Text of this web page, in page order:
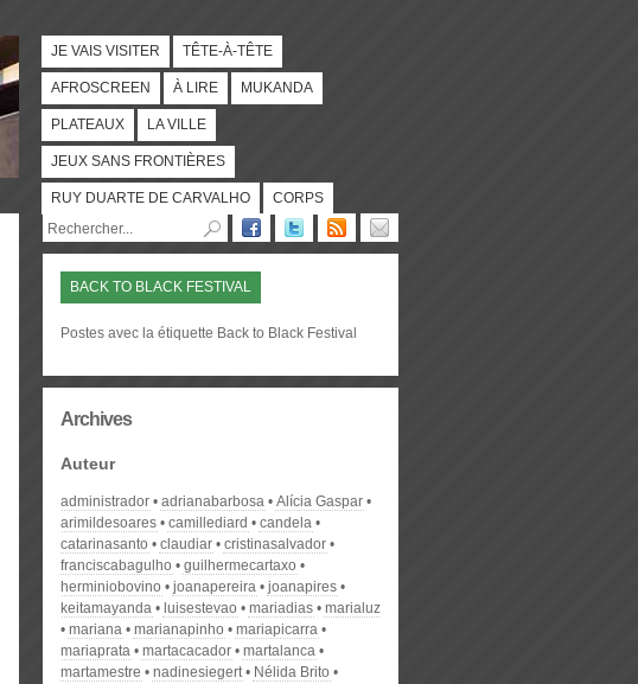
JE VAIS VISITER TÊTE-À-TÊTE
AFROSCREEN À LIRE MUKANDA
PLATEAUX LA VILLE
JEUX SANS FRONTIÈRES
RUY DUARTE DE CARVALHO CORPS
BACK TO BLACK FESTIVAL
Postes avec la étiquette Back to Black Festival
Archives
Auteur
administrador adrianabarbosa
Alícia Gaspar
arimildesoares
camillediard
candela
catarinasanto
claudiar
cristinasalvador
franciscabagulho
guilhermecartaxo
herminiobovino
joanapereira
joanapires
keitamayanda
luisestevao mariadias
marialuz
mariana
marianapinho
mariapicarra
mariaprata
martacacador
martalanca
martamestre
nadinesiegert
Nélida Brito